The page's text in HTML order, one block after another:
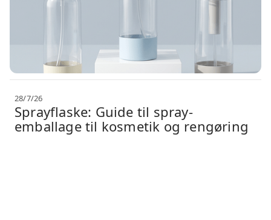
28/7/26
Sprayflaske: Guide til spray-
emballage til kosmetik og rengøring